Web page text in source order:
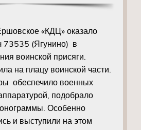
«КДЦ» оказало
73535 (Ягунино) в
воинской присяги.
на плацу воинской части.
обеспечило военных
подобрало
Особенно
и выступили на этом